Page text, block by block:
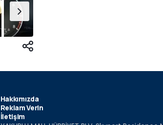
Hakkımızda
Reklam Verin
İletişim